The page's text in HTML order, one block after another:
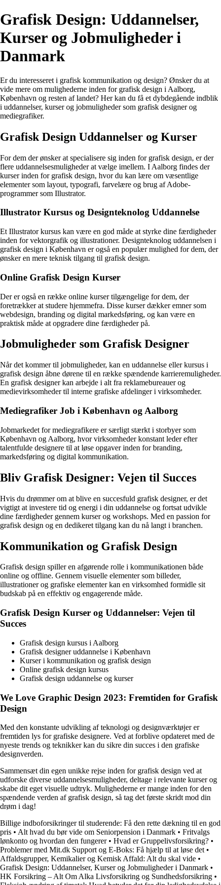
Grafisk Design: Uddannelser,
Kurser og Jobmuligheder i
Danmark
Er du interesseret i grafisk kommunikation og design? Ønsker du at
vide mere om mulighederne inden for grafisk design i Aalborg,
København og resten af landet? Her kan du få et dybdegående indblik
i uddannelser, kurser og jobmuligheder som grafisk designer og
mediegrafiker.
Grafisk Design Uddannelser og Kurser
For dem der ønsker at specialisere sig inden for grafisk design, er der
flere uddannelsesmuligheder at vælge imellem. I Aalborg findes der
kurser inden for grafisk design, hvor du kan lære om væsentlige
elementer som layout, typografi, farvelære og brug af Adobe-
programmer som Illustrator.
Illustrator Kursus og Designteknolog Uddannelse
Et Illustrator kursus kan være en god måde at styrke dine færdigheder
inden for vektorgrafik og illustrationer. Designteknolog uddannelsen i
grafisk design i København er også en populær mulighed for dem, der
ønsker en mere teknisk tilgang til grafisk design.
Online Grafisk Design Kurser
Der er også en række online kurser tilgængelige for dem, der
foretrækker at studere hjemmefra. Disse kurser dækker emner som
webdesign, branding og digital markedsføring, og kan være en
praktisk måde at opgradere dine færdigheder på.
Jobmuligheder som Grafisk Designer
Når det kommer til jobmuligheder, kan en uddannelse eller kursus i
grafisk design åbne dørene til en række spændende karrieremuligheder.
En grafisk designer kan arbejde i alt fra reklamebureauer og
medievirksomheder til interne grafiske afdelinger i virksomheder.
Mediegrafiker Job i København og Aalborg
Jobmarkedet for mediegrafikere er særligt stærkt i storbyer som
København og Aalborg, hvor virksomheder konstant leder efter
talentfulde designere til at løse opgaver inden for branding,
markedsføring og digital kommunikation.
Bliv Grafisk Designer: Vejen til Succes
Hvis du drømmer om at blive en succesfuld grafisk designer, er det
vigtigt at investere tid og energi i din uddannelse og fortsat udvikle
dine færdigheder gennem kurser og workshops. Med en passion for
grafisk design og en dedikeret tilgang kan du nå langt i branchen.
Kommunikation og Grafisk Design
Grafisk design spiller en afgørende rolle i kommunikationen både
online og offline. Gennem visuelle elementer som billeder,
illustrationer og grafiske elementer kan en virksomhed formidle sit
budskab på en effektiv og engagerende måde.
Grafisk Design Kurser og Uddannelser: Vejen til
Succes
Grafisk design kursus i Aalborg
Grafisk designer uddannelse i København
Kurser i kommunikation og grafisk design
Online grafisk design kursus
Grafisk design uddannelse og kurser
We Love Graphic Design 2023: Fremtiden for Grafisk
Design
Med den konstante udvikling af teknologi og designværktøjer er
fremtiden lys for grafiske designere. Ved at forblive opdateret med de
nyeste trends og teknikker kan du sikre din succes i den grafiske
designverden.
Sammensæt din egen unikke rejse inden for grafisk design ved at
udforske diverse uddannelsesmuligheder, deltage i relevante kurser og
skabe dit eget visuelle udtryk. Mulighederne er mange inden for den
spændende verden af grafisk design, så tag det første skridt mod din
drøm i dag!
Billige indboforsikringer til studerende: Få den rette dækning til en god
pris • Alt hvad du bør vide om Seniorpension i Danmark • Fritvalgs
lønkonto og hvordan den fungerer• Hvad er Gruppelivsforsikring? •
Problemer med Mit.dk Support og E-Boks: Få hjælp til at løse det •
Affaldsgrupper, Kemikalier og Kemisk Affald: Alt du skal vide •
Grafisk Design: Uddannelser, Kurser og Jobmuligheder i Danmark •
HK Forsikring – Alt Om Alka Livsforsikring og Sundhedsforsikring •